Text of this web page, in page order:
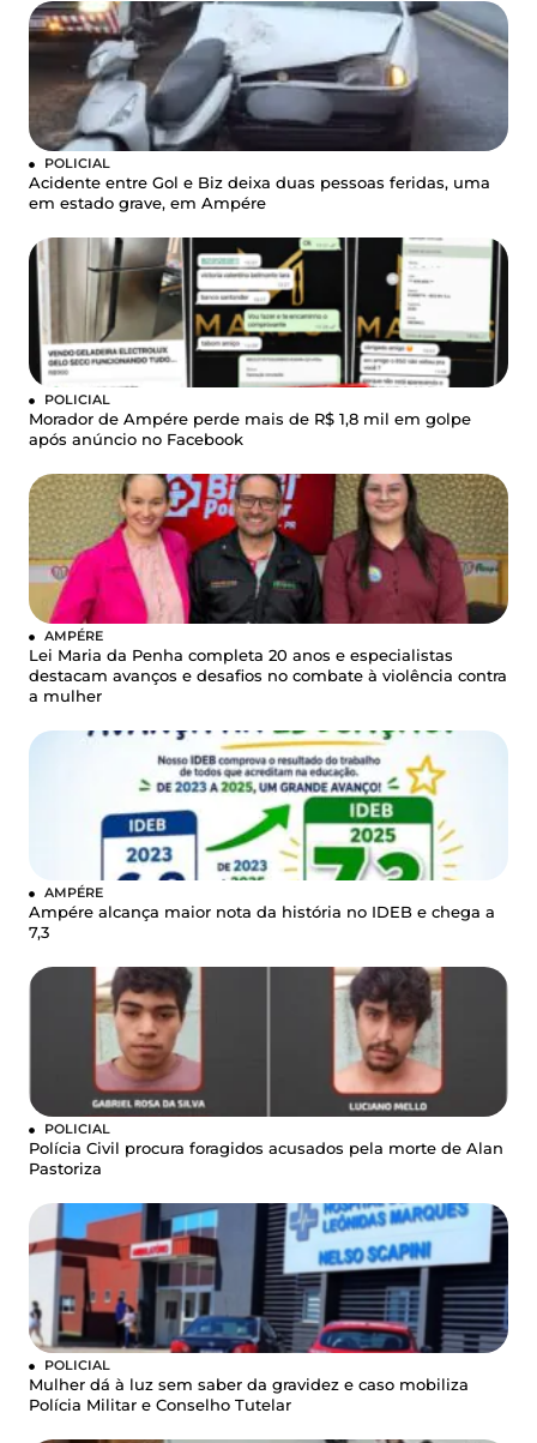
POLICIAL
Acidente entre Gol e Biz deixa duas pessoas feridas, uma
em estado grave, em Ampére
POLICIAL
Morador de Ampére perde mais de R$ 1,8 mil em golpe
após anúncio no Facebook
AMPÉRE
Lei Maria da Penha completa 20 anos e especialistas
destacam avanços e desafios no combate à violência contra
a mulher
AMPÉRE
Ampére alcança maior nota da história no IDEB e chega a
7,3
POLICIAL
Polícia Civil procura foragidos acusados pela morte de Alan
Pastoriza
POLICIAL
Mulher dá à luz sem saber da gravidez e caso mobiliza
Polícia Militar e Conselho Tutelar